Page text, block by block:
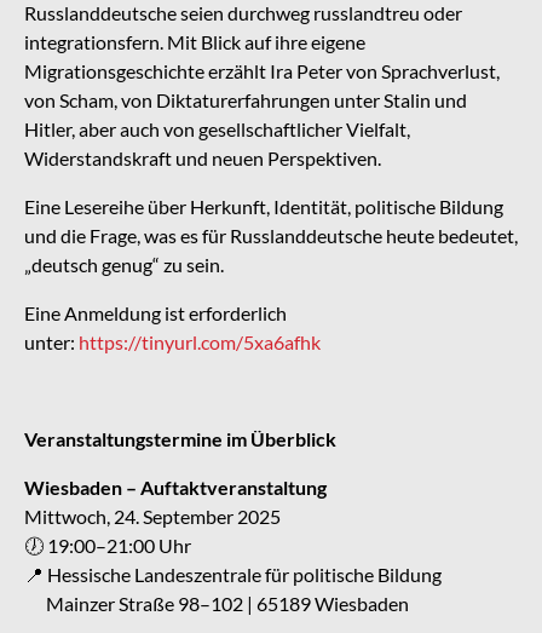
Russlanddeutsche seien durchweg russlandtreu oder
integrationsfern. Mit Blick auf ihre eigene
Migrationsgeschichte erzählt Ira Peter von Sprachverlust,
von Scham, von Diktaturerfahrungen unter Stalin und
Hitler, aber auch von gesellschaftlicher Vielfalt,
Widerstandskraft und neuen Perspektiven.
Eine Lesereihe über Herkunft, Identität, politische Bildung
und die Frage, was es für Russlanddeutsche heute bedeutet,
„deutsch genug“ zu sein.
Eine Anmeldung ist erforderlich
unter: https://tinyurl.com/5xa6afhk
Veranstaltungstermine im Überblick
Wiesbaden – Auftaktveranstaltung
Mittwoch, 24. September 2025
🕖 19:00–21:00 Uhr
📍 Hessische Landeszentrale für politische Bildung
Mainzer Straße 98–102 | 65189 Wiesbaden